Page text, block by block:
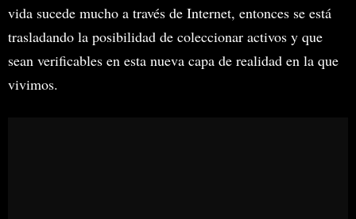
vida sucede mucho a través de Internet, entonces se está
trasladando la posibilidad de coleccionar activos y que
sean verificables en esta nueva capa de realidad en la que
vivimos.